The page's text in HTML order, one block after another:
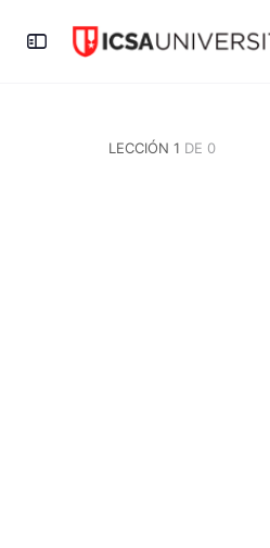
LECCIÓN 1 DE 0